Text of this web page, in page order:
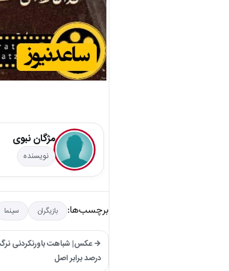
مژگان نبوی
نویسنده
برچسب‌ها: بازیگران سینما
درصد برابر اصل